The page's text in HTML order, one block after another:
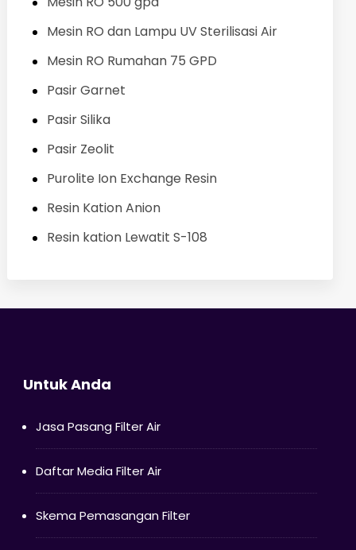
Mesin RO dan Lampu UV Sterilisasi Air
Mesin RO Rumahan 75 GPD
Pasir Garnet
Pasir Silika
Pasir Zeolit
Purolite Ion Exchange Resin
Resin Kation Anion
Resin kation Lewatit S-108
Untuk Anda
Jasa Pasang Filter Air
Daftar Media Filter Air
Skema Pemasangan Filter